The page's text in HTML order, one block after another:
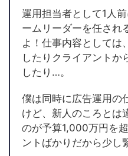
運用担当者として1人
ームリーダーを任され
よ！仕事内容としては
したりクライアントか
したり…。
僕は同時に広告運用の
けど、新人のころとは
のが予算1,000万円を
ントばかりだから少し